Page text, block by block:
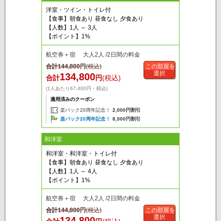
洋室・ツイン・トイレ付
【食事】朝食あり 昼食なし 夕食あり
【人数】1人 ～ 3人
【ポイント】1%
航空券＋宿 大人2人 /2日間の料金
合計144,800円(税込)
合計134,800円(税込)
(1人あたり67,400円・税込)
適用済みのクーポン
楽パック20周年記念！
2,000円割引
楽パック20周年記念！
8,000円割引
この部屋を
選択
和洋室
和洋室・和洋室・トイレ付
【食事】朝食あり 昼食なし 夕食あり
【人数】1人 ～ 4人
【ポイント】1%
航空券＋宿 大人2人 /2日間の料金
合計144,800円(税込)
この部屋を
選択